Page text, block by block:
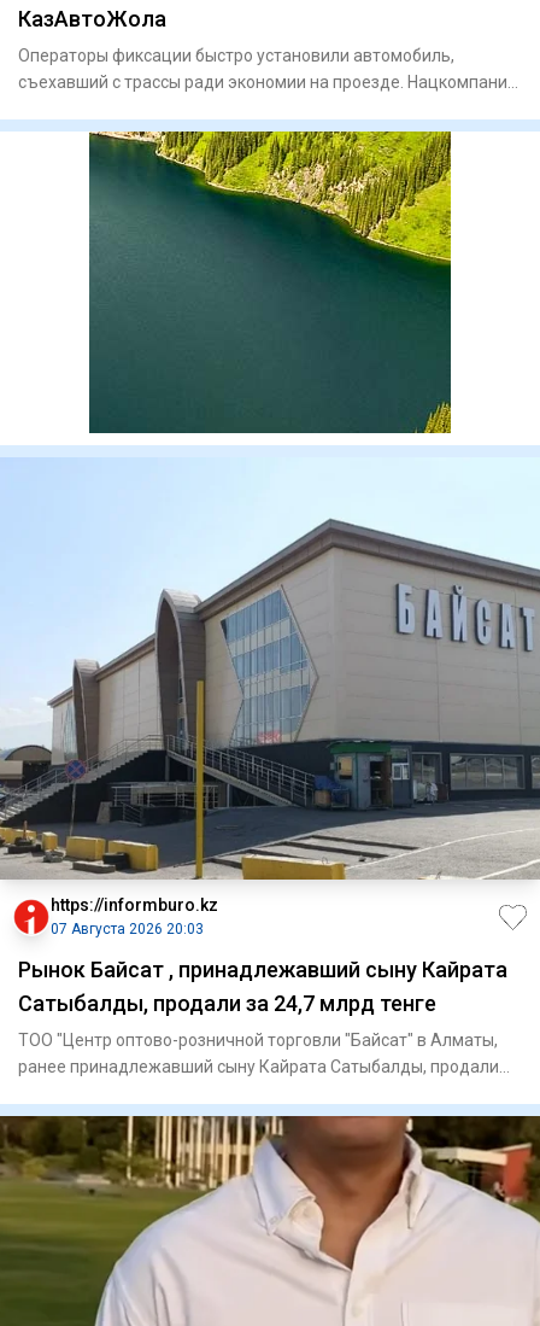
КазАвтоЖола
Операторы фиксации быстро установили автомобиль,
съехавший с трассы ради экономии на проезде. Нацкомпания
https://informburo.kz
07 Августа 2026 20:03
Рынок Байсат , принадлежавший сыну Кайрата
Сатыбалды, продали за 24,7 млрд тенге
ТОО "Центр оптово-розничной торговли "Байсат" в Алматы,
ранее принадлежавший сыну Кайрата Сатыбалды, продали